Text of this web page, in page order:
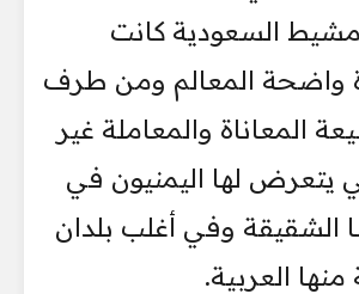
السعودية كانت
واضحة المعالم ومن طرف
المعاناة والمعاملة غير
يتعرض لها اليمنيون في
الشقيقة وفي أغلب بلدان
العربية.